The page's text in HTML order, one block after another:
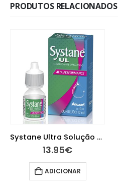
PRODUTOS RELACIONADOS
Systane Ultra Solução Oftalmológica Lubrificante 10 ml
13.95€
ADICIONAR